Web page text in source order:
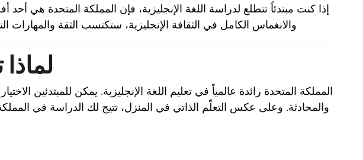
إذا كنت مبتدئاً تتطلع لدراسة اللغة الإنجليزية، فإن المملكة المتحدة هي أحد
والانغماس الكامل في الثقافة الإنجليزية، ستكتسب الثقة والمهارات
المملكة المتحدة رائدة عالمياً في تعليم اللغة الإنجليزية. يمكن للمبتدئين
والمحادثة. وعلى عكس التعلّم الذاتي في المنزل، تتيح لك الدراسة في